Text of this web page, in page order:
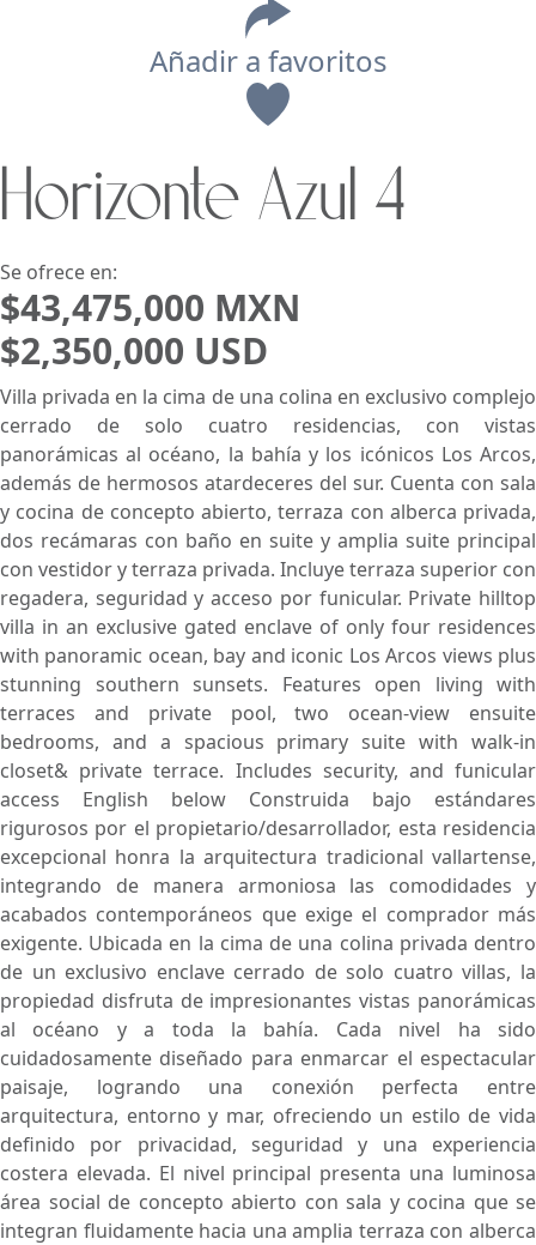
Añadir a favoritos
Horizonte Azul 4
Se ofrece en:
$43,475,000 MXN
$2,350,000 USD
Villa privada en la cima de una colina en exclusivo complejo
cerrado de solo cuatro residencias, con vistas
panorámicas al océano, la bahía y los icónicos Los Arcos,
además de hermosos atardeceres del sur. Cuenta con sala
y cocina de concepto abierto, terraza con alberca privada,
dos recámaras con baño en suite y amplia suite principal
con vestidor y terraza privada. Incluye terraza superior con
regadera, seguridad y acceso por funicular. Private hilltop
villa in an exclusive gated enclave of only four residences
with panoramic ocean, bay and iconic Los Arcos views plus
stunning southern sunsets. Features open living with
terraces and private pool, two ocean-view ensuite
bedrooms, and a spacious primary suite with walk-in
closet& private terrace. Includes security, and funicular
access English below Construida bajo estándares
rigurosos por el propietario/desarrollador, esta residencia
excepcional honra la arquitectura tradicional vallartense,
integrando de manera armoniosa las comodidades y
acabados contemporáneos que exige el comprador más
exigente. Ubicada en la cima de una colina privada dentro
de un exclusivo enclave cerrado de solo cuatro villas, la
propiedad disfruta de impresionantes vistas panorámicas
al océano y a toda la bahía. Cada nivel ha sido
cuidadosamente diseñado para enmarcar el espectacular
paisaje, logrando una conexión perfecta entre
arquitectura, entorno y mar, ofreciendo un estilo de vida
definido por privacidad, seguridad y una experiencia
costera elevada. El nivel principal presenta una luminosa
área social de concepto abierto con sala y cocina que se
integran fluidamente hacia una amplia terraza con alberca